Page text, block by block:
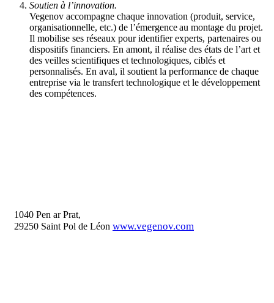
Soutien à l’innovation.
Vegenov accompagne chaque innovation (produit, service,
organisationnelle, etc.) de l’émergence au montage du projet.
Il mobilise ses réseaux pour identifier experts, partenaires ou
dispositifs financiers. En amont, il réalise des états de l’art et
des veilles scientifiques et technologiques, ciblés et
personnalisés. En aval, il soutient la performance de chaque
entreprise via le transfert technologique et le développement
des compétences.
1040 Pen ar Prat,
29250 Saint Pol de Léon www.vegenov.com